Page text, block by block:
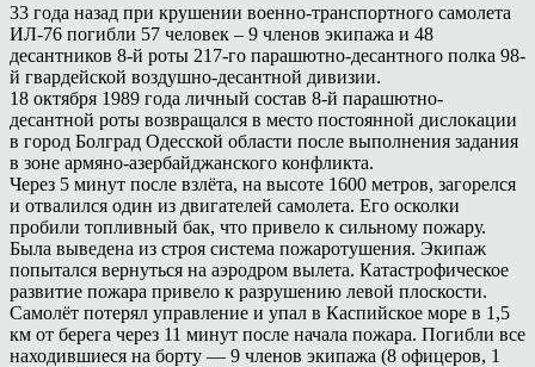
33 года назад при крушении военно-транспортного самолета
ИЛ-76 погибли 57 человек – 9 членов экипажа и 48
десантников 8-й роты 217-го парашютно-десантного полка 98-
й гвардейской воздушно-десантной дивизии.
18 октября 1989 года личный состав 8-й парашютно-
десантной роты возвращался в место постоянной дислокации
в город Болград Одесской области после выполнения задания
в зоне армяно-азербайджанского конфликта.
Через 5 минут после взлёта, на высоте 1600 метров, загорелся
и отвалился один из двигателей самолета. Его осколки
пробили топливный бак, что привело к сильному пожару.
Была выведена из строя система пожаротушения. Экипаж
попытался вернуться на аэродром вылета. Катастрофическое
развитие пожара привело к разрушению левой плоскости.
Самолёт потерял управление и упал в Каспийское море в 1,5
км от берега через 11 минут после начала пожара. Погибли все
находившиеся на борту — 9 членов экипажа (8 офицеров, 1